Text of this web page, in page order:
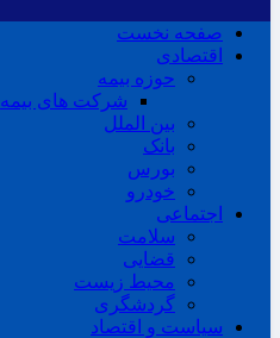
صفحه نخست
اقتصادی
حوزه بیمه
شرکت های بیمه
بین الملل
بانک
بورس
خودرو
اجتماعی
سلامت
قضایی
محیط زیست
گردشگری
سیاست و اقتصاد